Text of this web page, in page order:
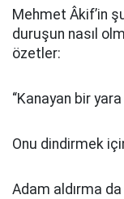
Mehmet Âkif’in
duruşun nasıl
özetler:
“Kanayan bir
Onu dindirmek
Adam aldırma da